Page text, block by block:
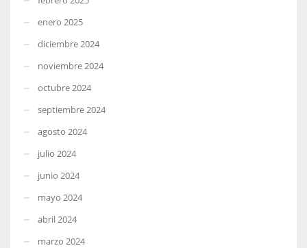
enero 2025
diciembre 2024
noviembre 2024
octubre 2024
septiembre 2024
agosto 2024
julio 2024
junio 2024
mayo 2024
abril 2024
marzo 2024